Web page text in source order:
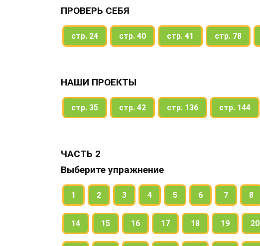
ПРОВЕРЬ СЕБЯ
стр. 24 стр. 40 стр. 41 стр. 78
НАШИ ПРОЕКТЫ
стр. 35 стр. 42 стр. 136 стр. 144
ЧАСТЬ 2
Выберите упражнение
1 2 3 4 5 6 7 8
14 15 16 17 18 19 20